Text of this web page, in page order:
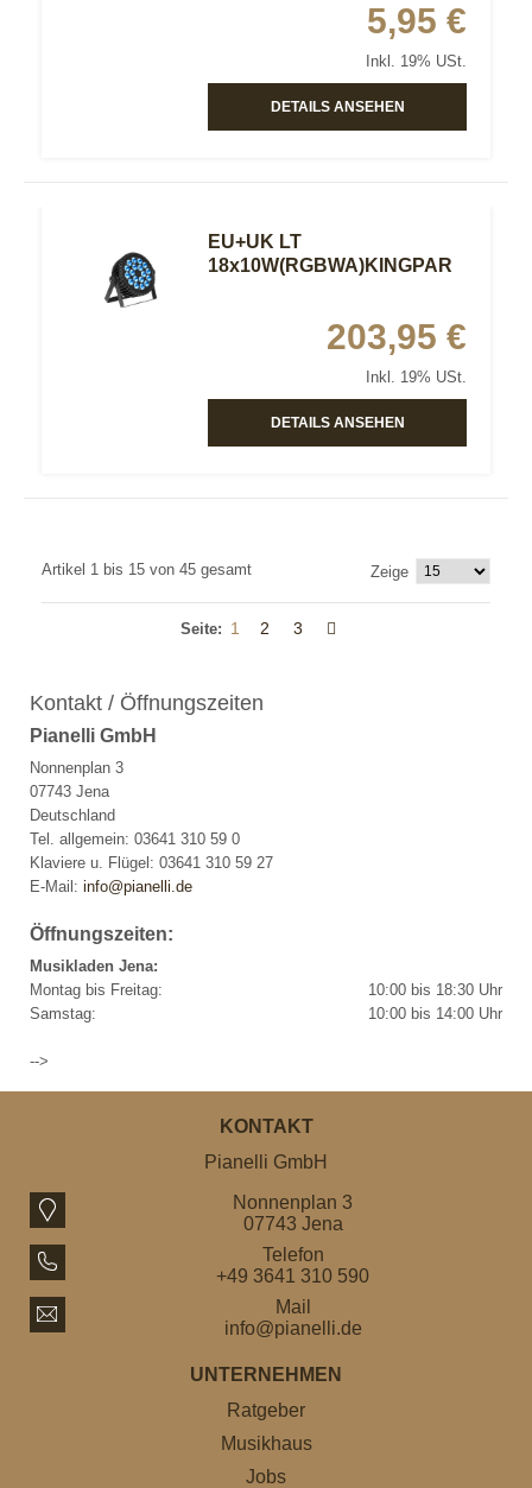
5,95 €
Inkl. 19% USt.
DETAILS ANSEHEN
EU+UK LT
18x10W(RGBWA)KINGPAR
203,95 €
Inkl. 19% USt.
DETAILS ANSEHEN
Artikel 1 bis 15 von 45 gesamt Zeige
Seite: 1 2 3
Kontakt / Öffnungszeiten
Pianelli GmbH
Nonnenplan 3
07743 Jena
Deutschland
Tel. allgemein: 03641 310 59 0
Klaviere u. Flügel: 03641 310 59 27
E-Mail: info@pianelli.de
Öffnungszeiten:
Musikladen Jena:
Montag bis Freitag:
10:00 bis 18:30 Uhr
Samstag:
10:00 bis 14:00 Uhr
-->
KONTAKT
Pianelli GmbH
Nonnenplan 3
07743 Jena
Telefon
+49 3641 310 590
Mail
info@pianelli.de
UNTERNEHMEN
Ratgeber
Musikhaus
Jobs